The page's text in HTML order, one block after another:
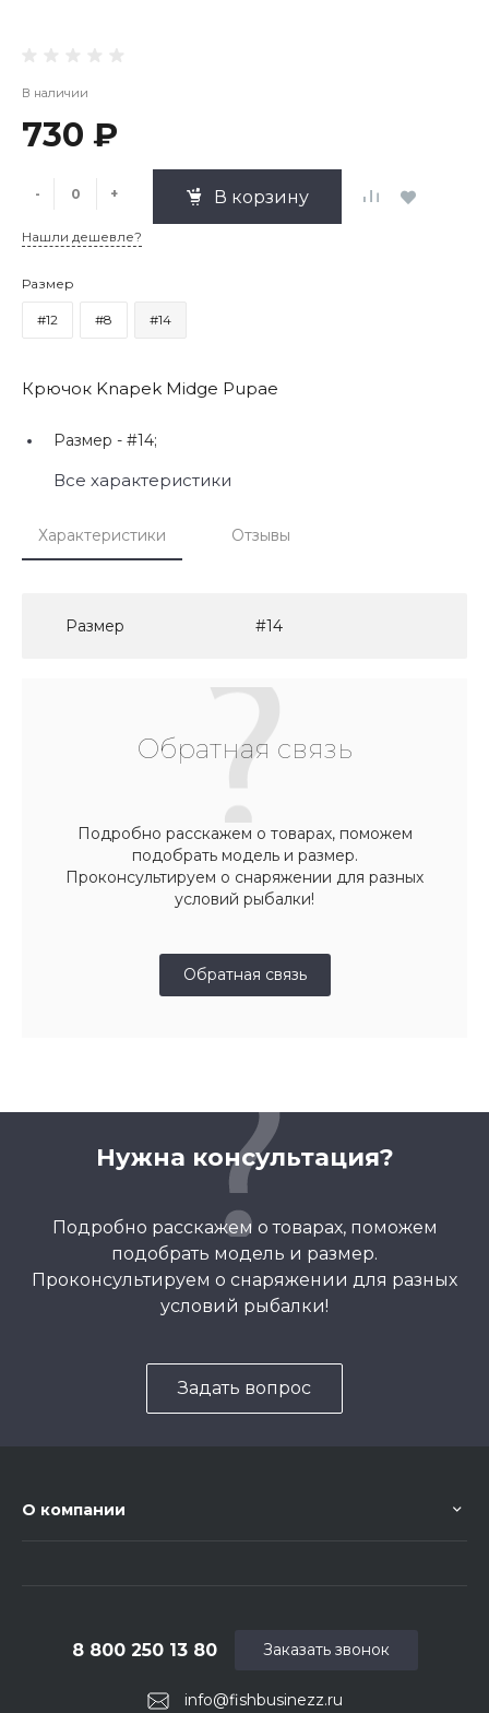
В наличии
730 ₽
- + В корзину
Нашли дешевле?
Размер
#12 #8 #14
Крючок Knapek Midge Pupae
Размер - #14;
Все характеристики
Характеристики Отзывы
Размер #14
Обратная связь
Подробно расскажем о товарах, поможем
подобрать модель и размер.
Проконсультируем о снаряжении для разных
условий рыбалки!
Обратная связь
Нужна консультация?
Подробно расскажем о товарах, поможем
подобрать модель и размер.
Проконсультируем о снаряжении для разных
условий рыбалки!
Задать вопрос
О компании
info@fishbusinezz.ru
8 800 250 13 80 Заказать звонок